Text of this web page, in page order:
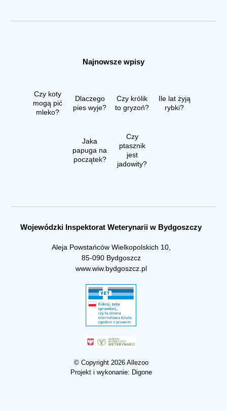
Najnowsze wpisy
Czy koty
mogą pić
mleko?
Dlaczego
pies wyje?
Czy królik
to gryzoń?
Ile lat żyją
rybki?
Jaka
papuga na
początek?
Czy
ptasznik
jest
jadowity?
Wojewódzki Inspektorat Weterynarii w Bydgoszczy
Aleja Powstańców Wielkopolskich 10,
85-090 Bydgoszcz
www.wiw.bydgoszcz.pl
© Copyright 2026 Allezoo
Projekt i wykonanie: Digone